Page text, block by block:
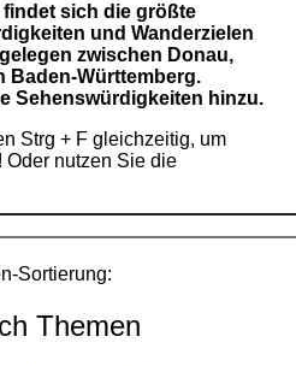
sich die größte
und Wanderzielen
zwischen Donau,
Baden-Württemberg.
Sehenswürdigkeiten hinzu.
Strg + F gleichzeitig, um
nutzen Sie die
Sortierung:
Themen